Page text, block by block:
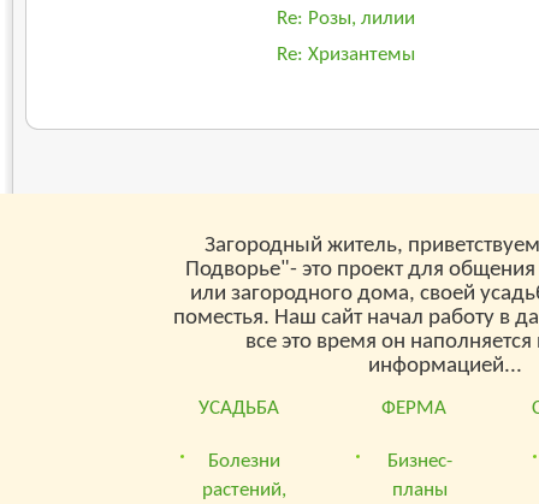
Re: Розы, лилии
Re: Хризантемы
Загородный житель,
Подворье"- это проект для
или загородного дома, своей
поместья. Наш сайт начал работу в
все это время он
информацией...
УСАДЬБА
Болезни
растений,
ФЕРМА
Бизнес-
планы